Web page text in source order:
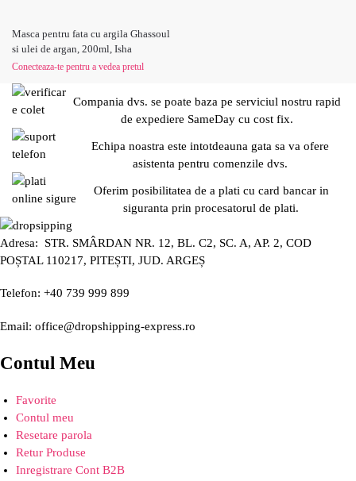
Masca pentru fata cu argila Ghassoul
si ulei de argan, 200ml, Isha
Conecteaza-te pentru a vedea pretul
Compania dvs. se poate baza pe serviciul nostru rapid
de expediere SameDay cu cost fix.
Echipa noastra este intotdeauna gata sa va ofere
asistenta pentru comenzile dvs.
Oferim posibilitatea de a plati cu card bancar in
siguranta prin procesatorul de plati.
Adresa: STR. SMÂRDAN NR. 12, BL. C2, SC. A, AP. 2, COD
POȘTAL 110217, PITEȘTI, JUD. ARGEȘ
Telefon: +40 739 999 899
Email: office@dropshipping-express.ro
Contul Meu
Favorite
Contul meu
Resetare parola
Retur Produse
Inregistrare Cont B2B